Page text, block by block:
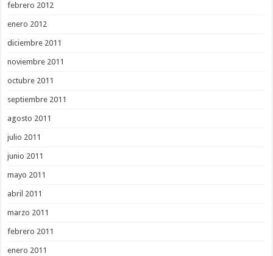
febrero 2012
enero 2012
diciembre 2011
noviembre 2011
octubre 2011
septiembre 2011
agosto 2011
julio 2011
junio 2011
mayo 2011
abril 2011
marzo 2011
febrero 2011
enero 2011